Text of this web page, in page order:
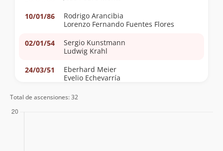
10/01/86
Rodrigo Arancibia
Lorenzo Fernando Fuentes Flores
02/01/54
Sergio Kunstmann
Ludwig Krahl
24/03/51
Eberhard Meier
Evelio Echevarría
10/12/44
Total de ascensiones: 32